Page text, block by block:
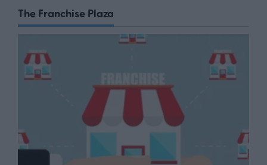
The Franchise Plaza